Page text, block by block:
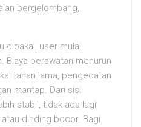
bergelombang,
dipakai, user mulai
Biaya perawatan menurun
tahan lama, pengecatan
mantap. Dari sisi
stabil, tidak ada lagi
dinding bocor. Bagi